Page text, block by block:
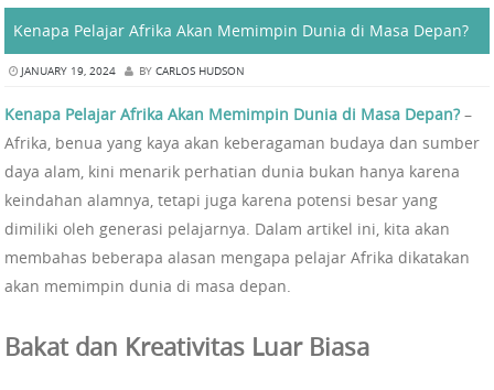
Kenapa Pelajar Afrika Akan Memimpin Dunia di Masa Depan?
JANUARY 19, 2024 BY CARLOS HUDSON
Kenapa Pelajar Afrika Akan Memimpin Dunia di Masa Depan?–
Afrika, benua yang kaya akan keberagaman budaya dan sumber
daya alam, kini menarik perhatian dunia bukan hanya karena
keindahan alamnya, tetapi juga karena potensi besar yang
dimiliki oleh generasi pelajarnya. Dalam artikel ini, kita akan
membahas beberapa alasan mengapa pelajar Afrika dikatakan
akan memimpin dunia di masa depan.
Bakat dan Kreativitas Luar Biasa